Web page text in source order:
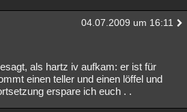
04.07.2009 um 16:11
als hartz iv aufkam: er ist für
einen teller und einen löffel und
erspare ich euch . .